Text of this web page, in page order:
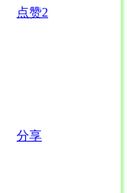
点赞2
分享